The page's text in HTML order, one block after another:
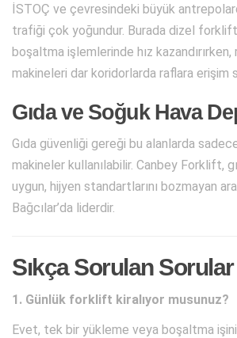
İSTOÇ ve çevresindeki büyük
trafiği çok yoğundur. Burada dizel
boşaltma işlemlerinde hız
makineleri dar koridorlarda raflara erişim
Gıda ve Soğuk Hava
Gıda güvenliği gereği bu alanlarda
makineler kullanılabilir. Canbey Forklift,
uygun, hijyen standartlarını bozmayan
Bağcılar’da liderdir.
Sıkça Sorulan
1. Günlük forklift kiralıyor musunuz?
Evet, tek bir yükleme veya boşaltma